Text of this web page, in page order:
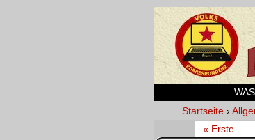
WAS
Startseite ›
« Erste